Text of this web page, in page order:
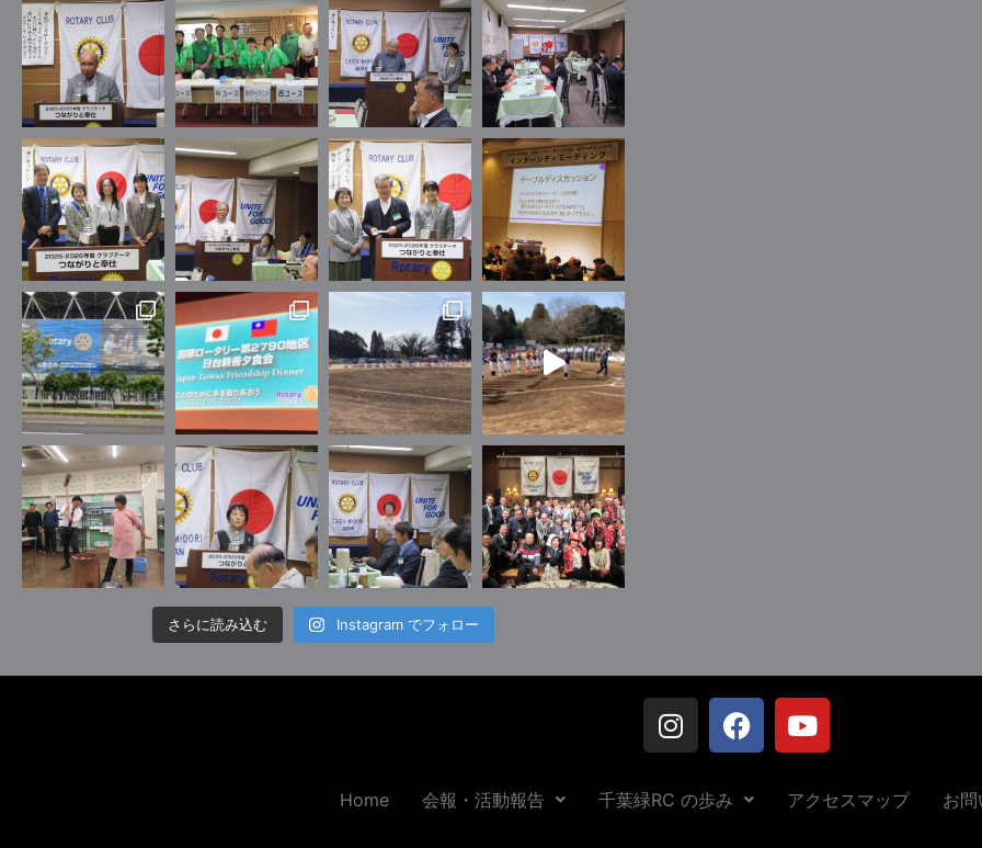
さらに読み込む Instagram でフォロー
Home 会報・活動報告 千葉緑RC の歩み アクセスマップ お